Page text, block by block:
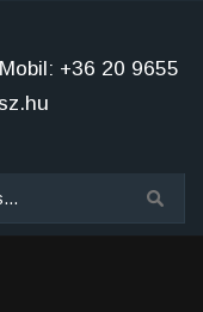
Mobil: +36 20 9655